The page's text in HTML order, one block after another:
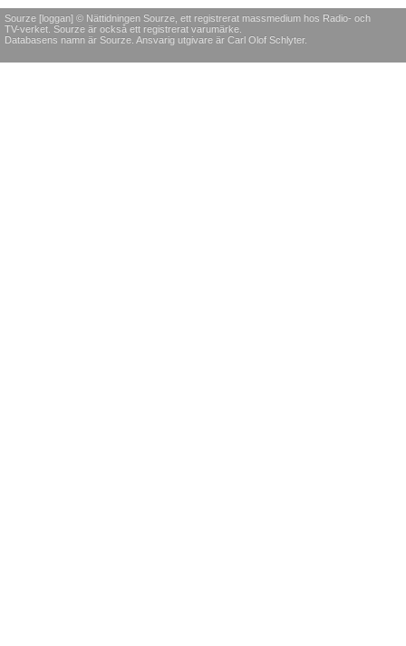
Sourze [loggan] © Nättidningen Sourze, ett registrerat massmedium hos Radio- och
TV-verket. Sourze är också ett registrerat varumärke.
Databasens namn är Sourze. Ansvarig utgivare är Carl Olof Schlyter.